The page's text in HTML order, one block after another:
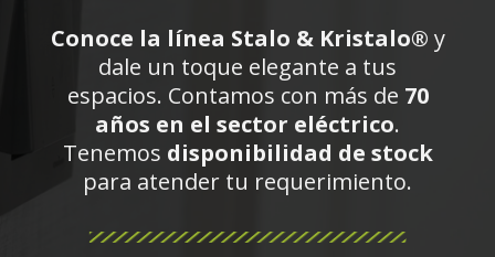
Conoce la línea Stalo & Kristalo® y
dale un toque elegante a tus
espacios. Contamos con más de 70
años en el sector eléctrico.
Tenemos disponibilidad de stock
para atender tu requerimiento.